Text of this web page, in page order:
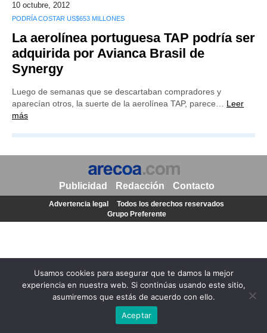
10 octubre, 2012
PODRÍA COSTAR US$653 MILLONES
La aerolínea portuguesa TAP podría ser
adquirida por Avianca Brasil de
Synergy
Luego de semanas que se descartaban compradores y
aparecían otros, la suerte de la aerolínea TAP, parece… Leer
más
Usamos cookies para asegurar que te damos la mejor
experiencia en nuestra web. Si continúas usando este sitio,
asumiremos que estás de acuerdo con ello.
Aceptar
Publicidad Redacción Contacto
Advertencia legal
Todos los derechos reservados
Grupo Preferente